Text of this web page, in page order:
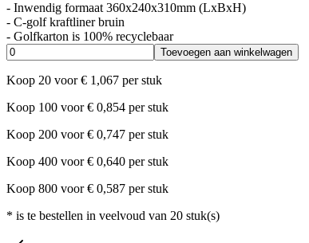
- Inwendig formaat 360x240x310mm (LxBxH)
- C-golf kraftliner bruin
- Golfkarton is 100% recyclebaar
Toevoegen aan winkelwagen
Koop 20 voor € 1,067 per stuk
Koop 100 voor € 0,854 per stuk
Koop 200 voor € 0,747 per stuk
Koop 400 voor € 0,640 per stuk
Koop 800 voor € 0,587 per stuk
* is te bestellen in veelvoud van 20 stuk(s)